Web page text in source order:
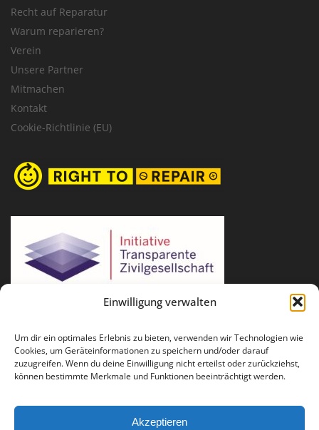
Einwilligung verwalten
Um dir ein optimales Erlebnis zu bieten, verwenden wir Technologien wie
Cookies, um Geräteinformationen zu speichern und/oder darauf
zuzugreifen. Wenn du deine Einwilligung nicht erteilst oder zurückziehst,
können bestimmte Merkmale und Funktionen beeinträchtigt werden.
Akzeptieren
Recht auf Reparatur
Warum reparieren?
Verein
Unsere Partner
Mitmachen
Kontakt
Cookie-Richtlinie (EU)